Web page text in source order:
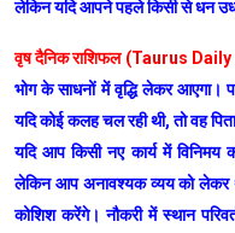
लेकिन यदि आपने पहले किसी से धन
वृष दैनिक राशिफल (Taurus
भोग के साधनों में वृद्धि लेकर आएगा।
यदि कोई कलह चल रही थी, तो वह
यदि आप किसी नए कार्य में
लेकिन आप अनावश्यक व्यय को लेकर
कोशिश करेंगे। नौकरी में स्थान